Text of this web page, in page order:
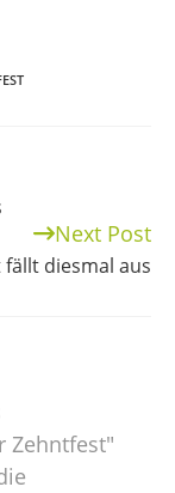
Next Post
diesmal aus
Zehntfest"